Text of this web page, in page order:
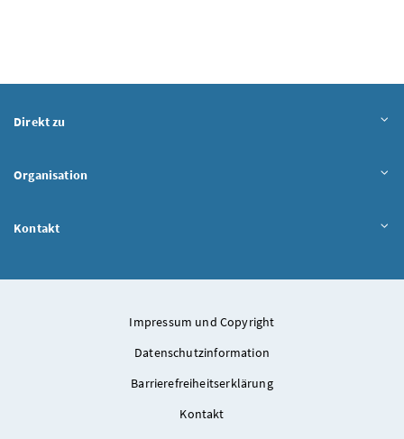
Direkt zu
Organisation
Kontakt
Impressum und Copyright
Datenschutzinformation
Barrierefreiheitserklärung
Kontakt